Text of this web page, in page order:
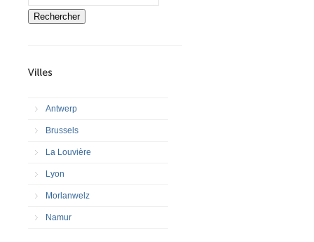
Rechercher
Antwerp
Brussels
La Louvière
Lyon
Morlanwelz
Namur